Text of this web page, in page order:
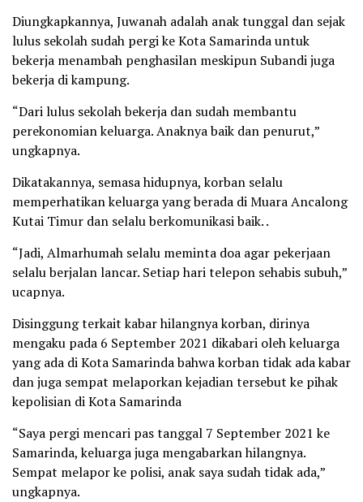
Diungkapkannya, Juwanah adalah anak tunggal dan sejak
lulus sekolah sudah pergi ke Kota Samarinda untuk
bekerja menambah penghasilan meskipun Subandi juga
bekerja di kampung.
“Dari lulus sekolah bekerja dan sudah membantu
perekonomian keluarga. Anaknya baik dan penurut,”
ungkapnya.
Dikatakannya, semasa hidupnya, korban selalu
memperhatikan keluarga yang berada di Muara Ancalong
Kutai Timur dan selalu berkomunikasi baik. .
“Jadi, Almarhumah selalu meminta doa agar pekerjaan
selalu berjalan lancar. Setiap hari telepon sehabis subuh,”
ucapnya.
Disinggung terkait kabar hilangnya korban, dirinya
mengaku pada 6 September 2021 dikabari oleh keluarga
yang ada di Kota Samarinda bahwa korban tidak ada kabar
dan juga sempat melaporkan kejadian tersebut ke pihak
kepolisian di Kota Samarinda
“Saya pergi mencari pas tanggal 7 September 2021 ke
Samarinda, keluarga juga mengabarkan hilangnya.
Sempat melapor ke polisi, anak saya sudah tidak ada,”
ungkapnya.